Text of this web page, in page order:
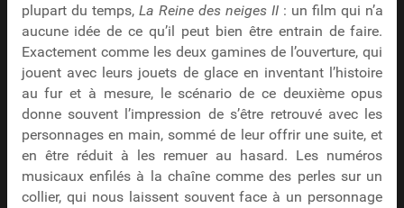
plupart du temps, La Reine des neiges II: un film qui n’a
aucune idée de ce qu’il peut bien être entrain de faire.
Exactement comme les deux gamines de l’ouverture, qui
jouent avec leurs jouets de glace en inventant l’histoire
au fur et à mesure, le scénario de ce deuxième opus
donne souvent l’impression de s’être retrouvé avec les
personnages en main, sommé de leur offrir une suite, et
en être réduit à les remuer au hasard. Les numéros
musicaux enfilés à la chaîne comme des perles sur un
collier, qui nous laissent souvent face à un personnage